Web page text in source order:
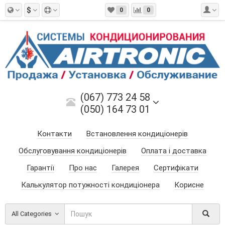
$ 0 0
(067) 773 24 58
(050) 164 73 01
Контакти
Встановлення кондиціонерів
Обслуговування кондиціонерів
Оплата і доставка
Гарантії
Про нас Галерея
Сертифікати
Калькулятор потужності кондиціонера
Корисне
All Categories